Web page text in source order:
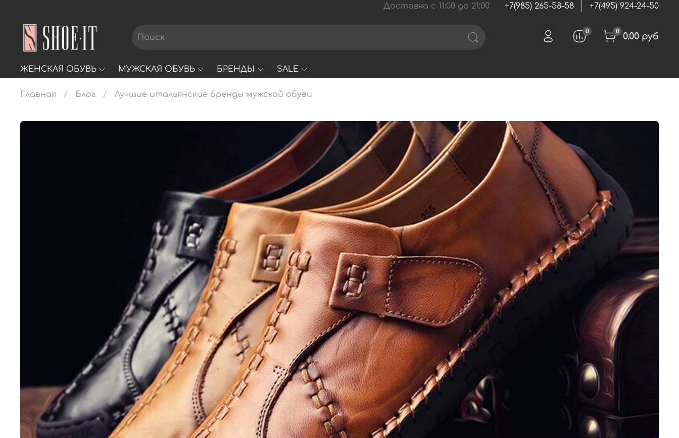
Доставка с 11:00 до 21:00 +7(985) 265-58-58 +7(495) 924-24-50
0 0 0.00 руб
ЖЕНСКАЯ ОБУВЬ МУЖСКАЯ ОБУВЬ БРЕНДЫ SALE
Главная Блог Лучшие итальянские бренды мужской обуви